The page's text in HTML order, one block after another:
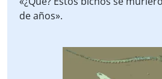
de años».